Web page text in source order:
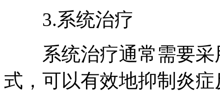
3.系统治疗
系统治疗通常需要采
式，可以有效地抑制炎